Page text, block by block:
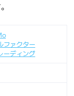
ファクター
ーディング